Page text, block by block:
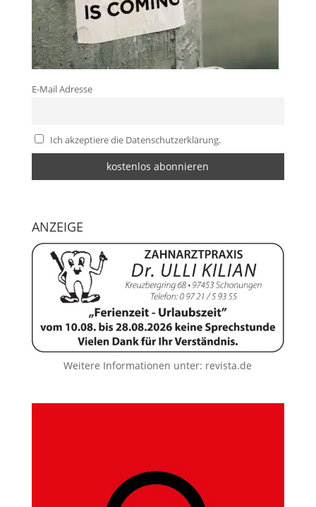
E-Mail Adresse
Ich akzeptiere die Datenschutzerklärung.
ANZEIGE
Weitere Informationen unter: revista.de